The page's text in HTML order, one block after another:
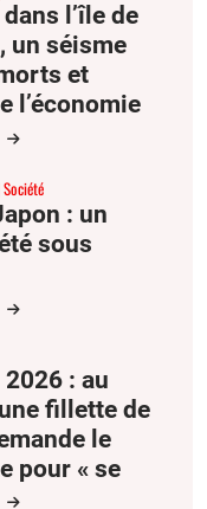
l’île de
un séisme
et
l’économie
Société
: un
sous
: au
fillette de
le
pour « se
de Dieu »